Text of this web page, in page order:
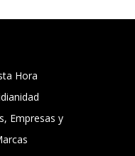
Hora
Empresas y